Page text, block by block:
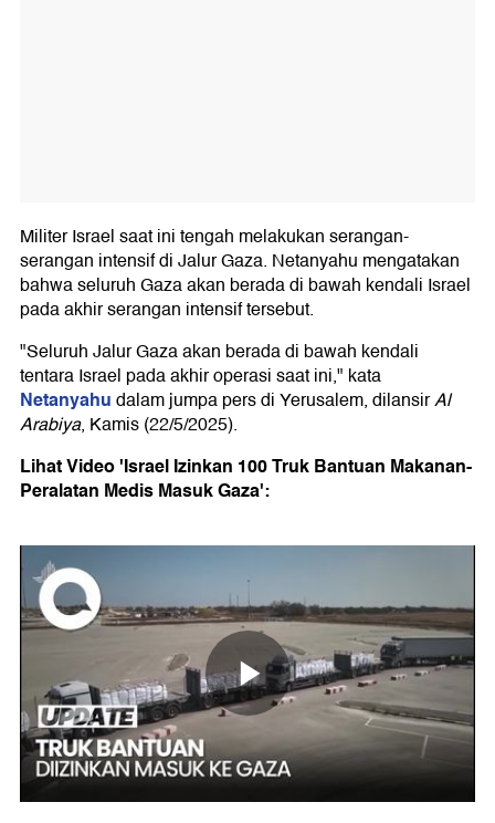
Militer Israel saat ini tengah melakukan serangan-
serangan intensif di Jalur Gaza. Netanyahu mengatakan
bahwa seluruh Gaza akan berada di bawah kendali Israel
pada akhir serangan intensif tersebut.
"Seluruh Jalur Gaza akan berada di bawah kendali
tentara Israel pada akhir operasi saat ini," kata
Netanyahudalam jumpa pers di Yerusalem, dilansirAl
Arabiya, Kamis (22/5/2025).
Lihat Video 'Israel Izinkan 100 Truk Bantuan Makanan-
Peralatan Medis Masuk Gaza':